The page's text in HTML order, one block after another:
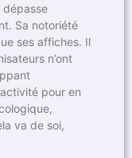
dépasse
Sa notoriété
ses affiches. Il
n’ont
pour en
va de soi,